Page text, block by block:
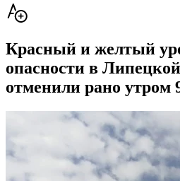
Красный и желтый
опасности в
отменили рано утром